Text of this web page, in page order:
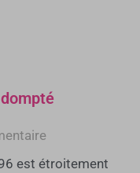
est étroitement